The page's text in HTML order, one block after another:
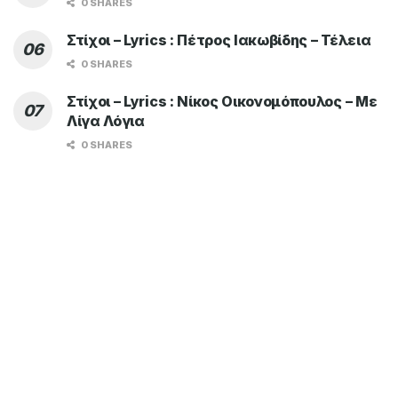
0 SHARES
Στίχοι – Lyrics : Πέτρος Ιακωβίδης – Τέλεια
0 SHARES
Στίχοι – Lyrics : Νίκος Οικονομόπουλος – Με
Λίγα Λόγια
0 SHARES